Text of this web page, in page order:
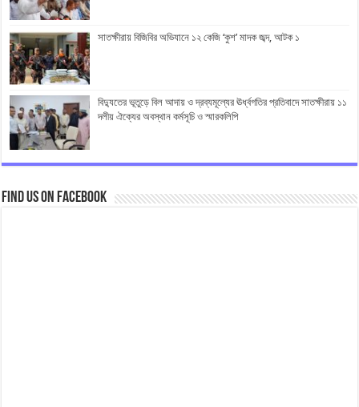
সাতক্ষীরায় বিজিবির অভিযানে ১২ কেজি ‘কুশ’ মাদক জব্দ, আটক ১
বিদ্যুতের ভূতুড়ে বিল আদায় ও দ্রব্যমূল্যের ঊর্ধ্বগতির প্রতিবাদে সাতক্ষীরায় ১১
দলীয় ঐক্যের অবস্থান কর্মসূচি ও স্মারকলিপি
Find us on Facebook